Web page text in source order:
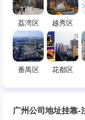
荔湾区 越秀区
番禺区 花都区
广州公司地址挂靠-